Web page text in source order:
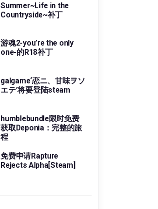
Summer~Life in the
Countryside~补丁
游魂2-you’re the only
one-的R18补丁
galgame‘恋ニ、甘味ヲソ
エテ’将要登陆steam
humblebundle限时免费
获取Deponia：完整的旅
程
免费申请Rapture
Rejects Alpha[Steam]